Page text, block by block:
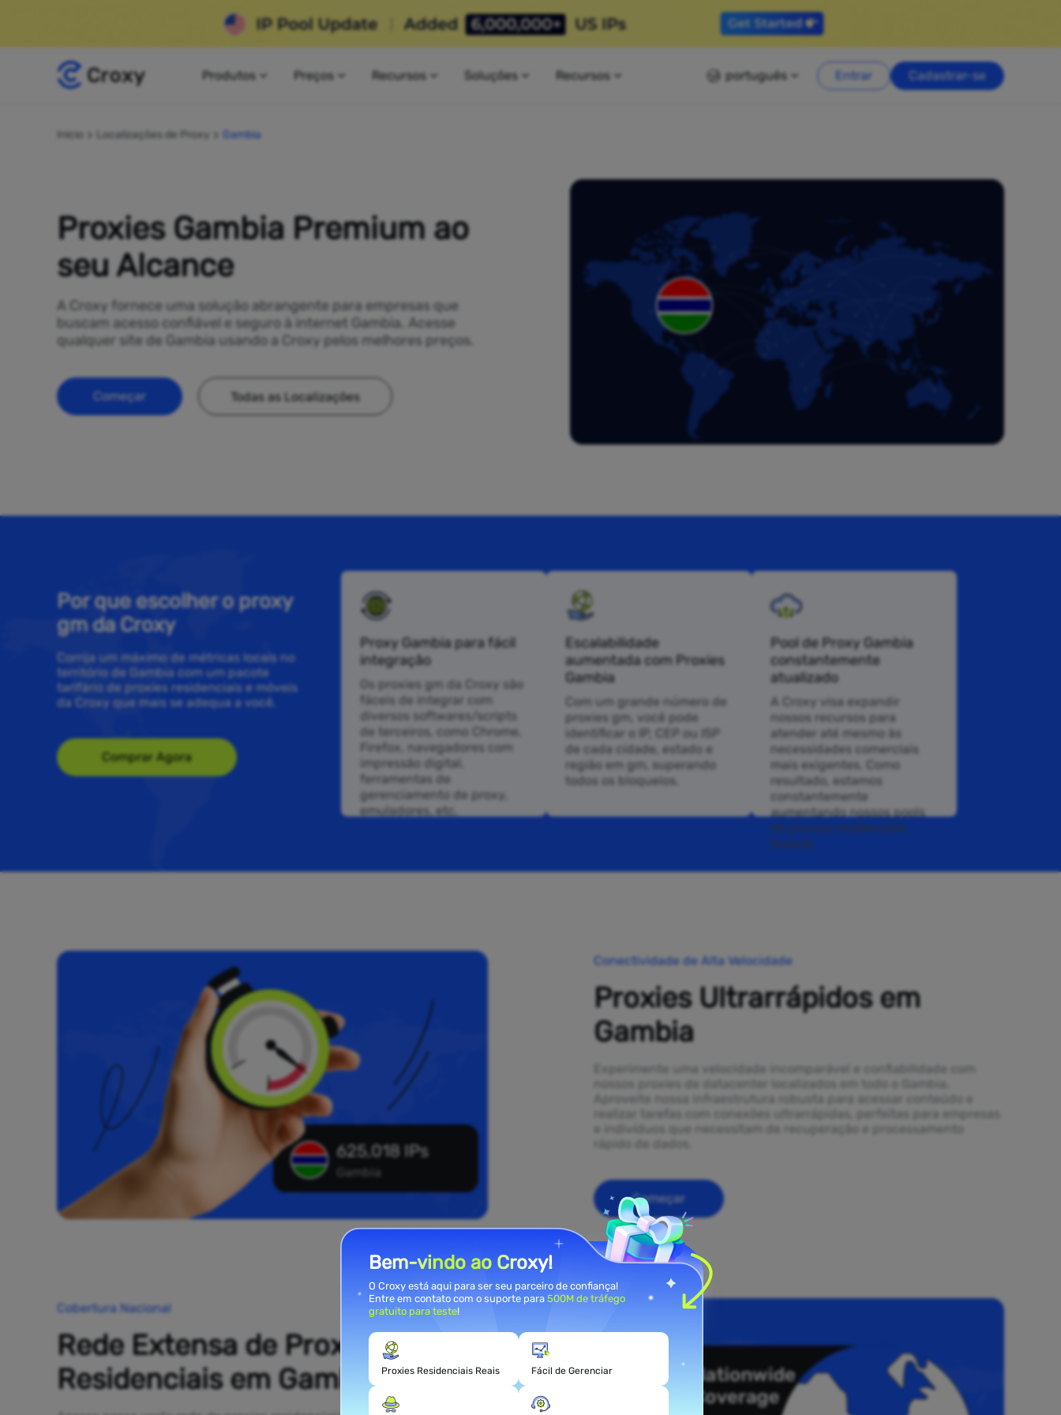
Produtos Preços Recursos Soluções Recursos português Entrar Cadastrar-se
Início Localizações de Proxy Gambia
Proxies Gambia Premium ao
seu Alcance
A Croxy fornece uma solução abrangente para empresas que
buscam acesso confiável e seguro à internet Gambia. Acesse
qualquer site de Gambia usando a Croxy pelos melhores preços.
Começar Todas as Localizações
Por que escolher o proxy
gm da Croxy
Corrija um máximo de métricas locais no
território de Gambia com um pacote
tarifário de proxies residenciais e móveis
da Croxy que mais se adequa a você.
Comprar Agora
Proxy Gambia para fácil
integração
Os proxies gm da Croxy são
fáceis de integrar com
diversos softwares/scripts
de terceiros, como Chrome,
Firefox, navegadores com
impressão digital,
ferramentas de
gerenciamento de proxy,
emuladores, etc.
Escalabilidade
aumentada com Proxies
Gambia
Com um grande número de
proxies gm, você pode
identificar o IP, CEP ou ISP
de cada cidade, estado e
região em gm, superando
todos os bloqueios.
Pool de Proxy Gambia
constantemente
atualizado
A Croxy visa expandir
nossos recursos para
atender até mesmo às
necessidades comerciais
mais exigentes. Como
resultado, estamos
constantemente
aumentando nossos pools
de proxies residenciais
Socks5.
625,018 IPs
Gambia
Conectividade de Alta Velocidade
Proxies Ultrarrápidos em
Gambia
Experimente uma velocidade incomparável e confiabilidade com
nossos proxies de datacenter localizados em todo o Gambia.
Aproveite nossa infraestrutura robusta para acessar conteúdo e
realizar tarefas com conexões ultrarrápidas, perfeitas para empresas
e indivíduos que necessitam de recuperação e processamento
rápido de dados.
Começar
Cobertura Nacional
Rede Extensa de Proxies
Residenciais em Gambia
Bem-vindo ao Croxy!
O Croxy está aqui para ser seu parceiro de confiança!
Entre em contato com o suporte para 500M de tráfego
gratuito para teste!
Proxies Residenciais Reais Fácil de Gerenciar